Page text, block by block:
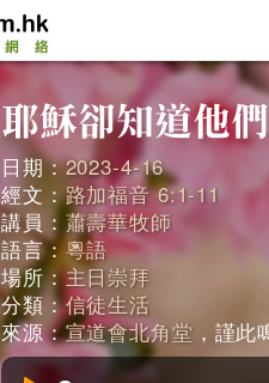
日期：2023-4-16
經文：路加福音 6:1-11
講員： 蕭壽華牧師
語言：粵語
場所：主日崇拜
分類：信徒生活
來源：宣道會北角堂 ，謹